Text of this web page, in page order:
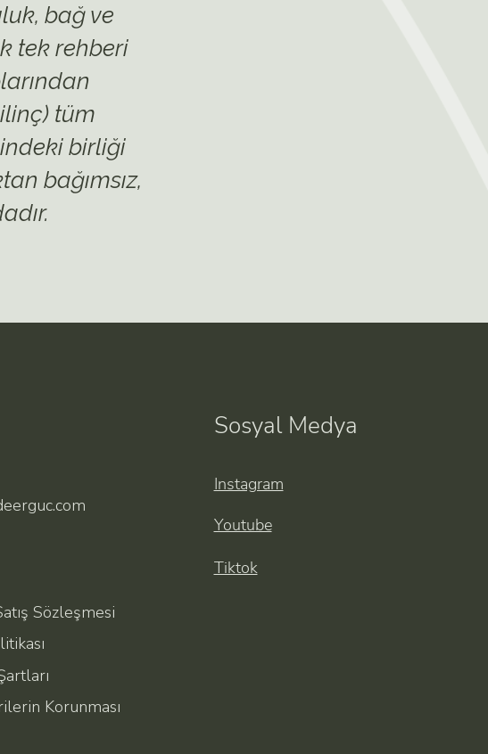
bağ ve
tek rehberi
tüm
birliği
bağımsız,
Sözleşmesi
Korunması
Sosyal Medya
Instagram
Youtube
Tiktok